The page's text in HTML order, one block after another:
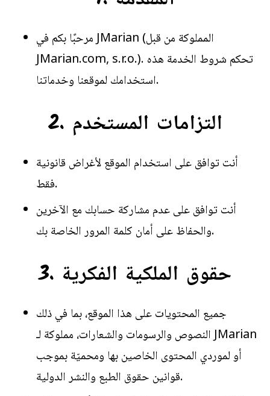
مرحبًا بكم في JMarian (المملوكة من قبل
JMarian.com, s.r.o.). تحكم شروط الخدمة هذه
استخدامك لموقعنا وخدماتنا.
2. التزامات المستخدم
أنت توافق على استخدام الموقع لأغراض قانونية
فقط.
أنت توافق على عدم مشاركة حسابك مع الآخرين
والحفاظ على أمان كلمة المرور الخاصة بك.
3. حقوق الملكية الفكرية
جميع المحتويات على هذا الموقع، بما في ذلك
النصوص والرسومات والشعارات، مملوكة لـ JMarian
أو لموردي المحتوى الخاصين بها ومحميّة بموجب
قوانين حقوق الطبع والنشر الدولية.